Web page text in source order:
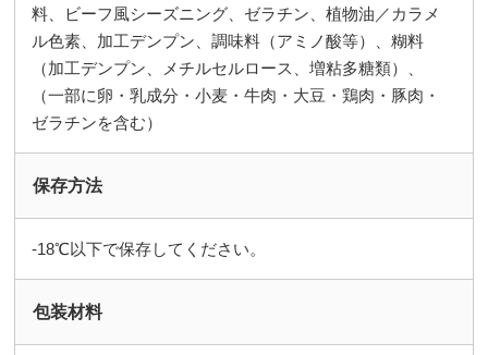
料、ビーフ風シーズニング、ゼラチン、植物油／カラメ
ル色素、加工デンプン、調味料（アミノ酸等）、糊料
（加工デンプン、メチルセルロース、増粘多糖類）、
（一部に卵・乳成分・小麦・牛肉・大豆・鶏肉・豚肉・
ゼラチンを含む）
保存方法
-18℃以下で保存してください。
包装材料